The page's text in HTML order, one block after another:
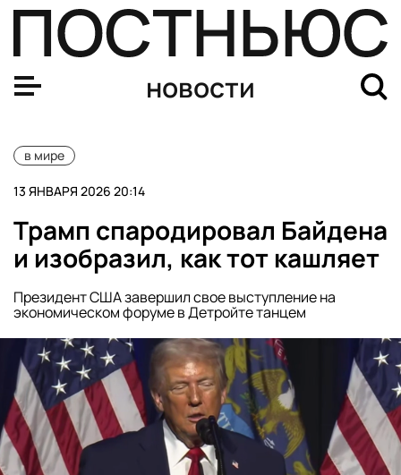
новости
в мире
13 ЯНВАРЯ 2026 20:14
Трамп спародировал Байдена
и изобразил, как тот кашляет
Президент США завершил свое выступление на
экономическом форуме в Детройте танцем
CBS: более 12 тыс. человек могли погибнуть в ходе